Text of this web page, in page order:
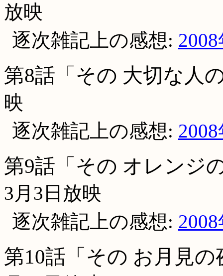
放映
逐次雑記上の感想:
第8話「その 大切な人
映
逐次雑記上の感想:
第9話「その オレンジ
3月3日放映
逐次雑記上の感想:
第10話「その お月見